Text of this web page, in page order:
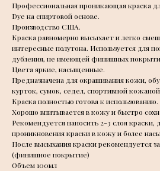
Профессиональная проникающая краска
Dye на спиртовой основе.
Производство США.
Краска равномерно высыхает и легко
интересные полутона. Используется для
дубления, не имеющей финишных
Цвета яркие, насыщенные.
Предназначена для окрашивания кожи,
курток, сумок, седел, спортивной
Краска полностью готова к использованию.
Хорошо впитывается в кожу и быстро
Рекомендуется наносить 2-3 слоя краски,
проникновения краски в кожу и более
После высыхания краски рекомендуется
(финишное покрытие)
Объем 100мл